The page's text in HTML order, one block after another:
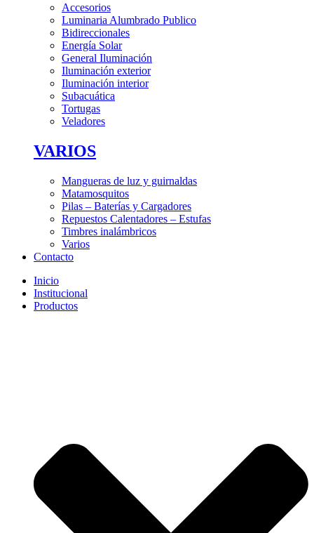
Accesorios
Luminaria Alumbrado Publico
Bidireccionales
Energía Solar
General Iluminación
Iluminación exterior
Iluminación interior
Subacuática
Tortugas
Veladores
VARIOS
Mangueras de luz y guirnaldas
Matamosquitos
Pilas – Baterías y Cargadores
Repuestos Calentadores – Estufas
Timbres inalámbricos
Varios
Contacto
Inicio
Institucional
Productos